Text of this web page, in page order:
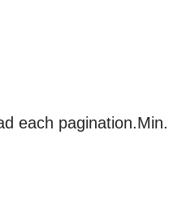
each pagination.Min.